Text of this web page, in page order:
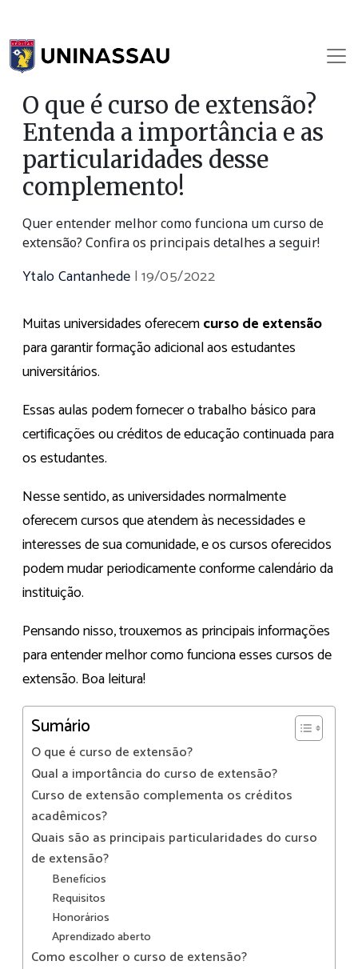
O que é curso de extensão?
Entenda a importância e as
particularidades desse
complemento!
Quer entender melhor como funciona um curso de
extensão? Confira os principais detalhes a seguir!
Ytalo Cantanhede |19/05/2022
Muitas universidades oferecemcurso de extensão
para garantir formação adicional aos estudantes
universitários.
Essas aulas podem fornecer o trabalho básico para
certificações ou créditos de educação continuada para
os estudantes.
Nesse sentido, as universidades normalmente
oferecem cursos que atendem às necessidades e
interesses de sua comunidade, e os cursos oferecidos
podem mudar periodicamente conforme calendário da
instituição.
Pensando nisso, trouxemos as principais informações
para entender melhor como funciona esses cursos de
extensão. Boa leitura!
Sumário
O que é curso de extensão?
Qual a importância do curso de extensão?
Curso de extensão complementa os créditos
acadêmicos?
Quais são as principais particularidades do curso
de extensão?
Benefícios
Requisitos
Honorários
Aprendizado aberto
Como escolher o curso de extensão?